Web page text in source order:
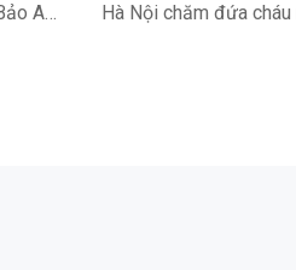
An
Hà Nội chăm đứa cháu